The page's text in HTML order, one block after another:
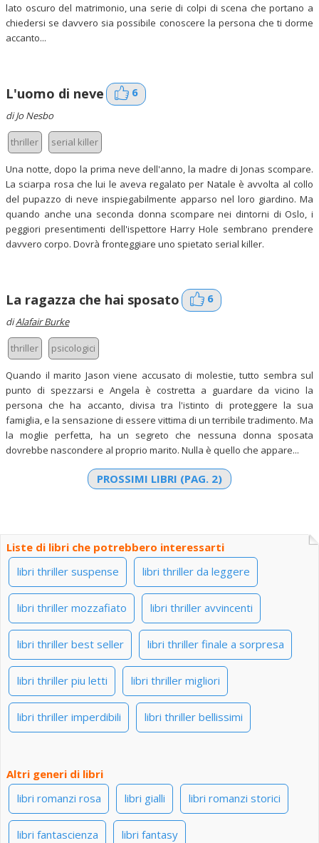
lato oscuro del matrimonio, una serie di colpi di scena che portano a
chiedersi se davvero sia possibile conoscere la persona che ti dorme
accanto...
L'uomo di neve 6
di Jo Nesbo
thriller serial killer
Una notte, dopo la prima neve dell'anno, la madre di Jonas scompare.
La sciarpa rosa che lui le aveva regalato per Natale è avvolta al collo
del pupazzo di neve inspiegabilmente apparso nel loro giardino. Ma
quando anche una seconda donna scompare nei dintorni di Oslo, i
peggiori presentimenti dell'ispettore Harry Hole sembrano prendere
davvero corpo. Dovrà fronteggiare uno spietato serial killer.
La ragazza che hai sposato 6
diAlafair Burke
thriller psicologici
Quando il marito Jason viene accusato di molestie, tutto sembra sul
punto di spezzarsi e Angela è costretta a guardare da vicino la
persona che ha accanto, divisa tra l'istinto di proteggere la sua
famiglia, e la sensazione di essere vittima di un terribile tradimento. Ma
la moglie perfetta, ha un segreto che nessuna donna sposata
dovrebbe nascondere al proprio marito. Nulla è quello che appare...
PROSSIMI LIBRI (PAG. 2)
Liste di libri che potrebbero interessarti
libri thriller suspense
libri thriller da leggere
libri thriller mozzafiato libri thriller avvincenti
libri thriller best seller libri thriller finale a sorpresa
libri thriller piu letti libri thriller migliori
libri thriller imperdibili libri thriller bellissimi
Altri generi di libri
libri romanzi rosa
libri gialli libri romanzi storici
libri fantascienza libri fantasy